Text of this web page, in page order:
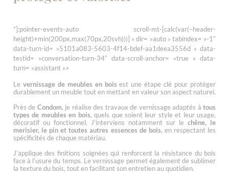
*]:pointer-events-auto scroll-mt-[calc(var(–header-
height)+min(200px,max(70px,20svh)))] » dir= »auto » tabindex= »-1″
data-turn-id= »5101a083-5603-4f14-bdef-aa1deea3556d » data-
testid= »conversation-turn-34″ data-scroll-anchor= »true » data-
turn= »assistant »>
Le vernissage de meubles en bois est une étape clé pour protéger
durablement un meuble tout en mettant en valeur son aspect naturel.
Près de Condom, je réalise des travaux de vernissage adaptés àtous
types de meubles en bois, quels que soient leur style et leur usage,
décoratif ou fonctionnel. J’interviens notamment sur lechêne, le
merisier, le pin et toutes autres essences de bois, en respectant les
spécificités de chaque matériau.
J’applique des finitions soignées qui renforcent la résistance du bois
face à l’usure du temps. Le vernissage permet également de sublimer
la texture du bois, tout en facilitant son entretien au quotidien.